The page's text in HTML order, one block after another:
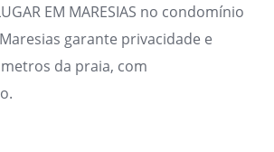
EM MARESIAS no condomínio
Maresias garante privacidade e
da praia, com